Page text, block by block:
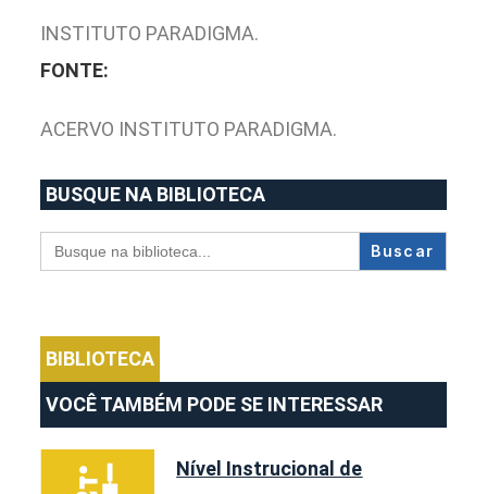
INSTITUTO PARADIGMA.
FONTE:
ACERVO INSTITUTO PARADIGMA.
BUSQUE NA BIBLIOTECA
Search
for:
BIBLIOTECA
VOCÊ TAMBÉM PODE SE INTERESSAR
Nível Instrucional de